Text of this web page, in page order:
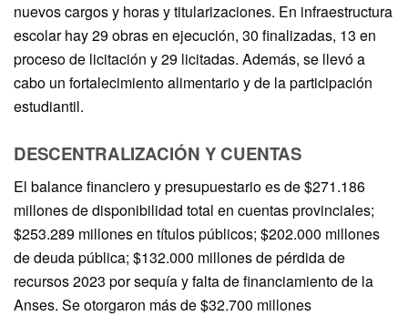
nuevos cargos y horas y titularizaciones. En infraestructura
escolar hay 29 obras en ejecución, 30 finalizadas, 13 en
proceso de licitación y 29 licitadas. Además, se llevó a
cabo un fortalecimiento alimentario y de la participación
estudiantil.
DESCENTRALIZACIÓN Y CUENTAS
El balance financiero y presupuestario es de $271.186
millones de disponibilidad total en cuentas provinciales;
$253.289 millones en títulos públicos; $202.000 millones
de deuda pública; $132.000 millones de pérdida de
recursos 2023 por sequía y falta de financiamiento de la
Anses. Se otorgaron más de $32.700 millones